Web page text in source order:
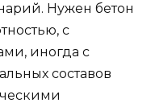
Нужен бетон
с
иногда с
составов